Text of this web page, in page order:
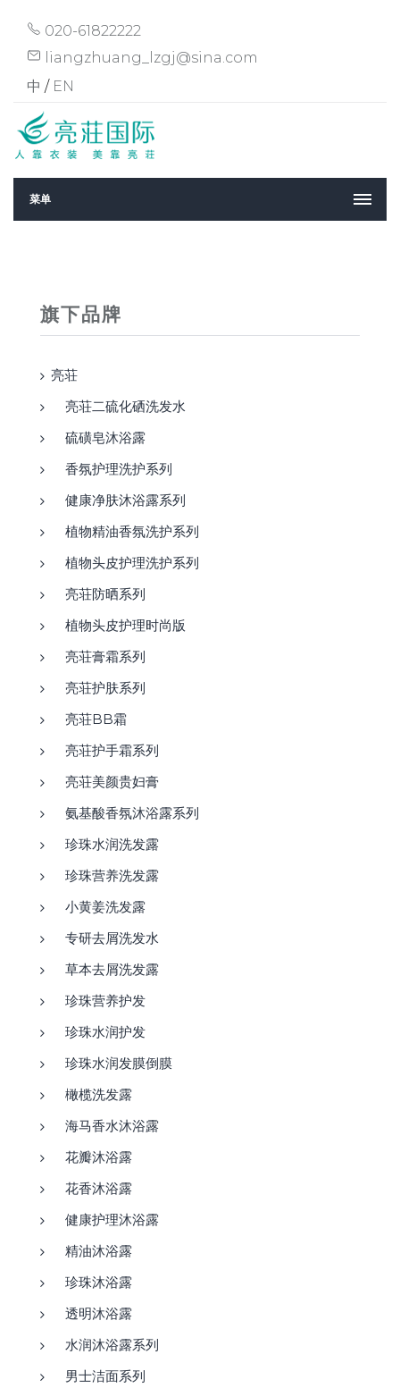
020-61822222
liangzhuang_lzgj@sina.com
中 / EN
菜单
旗下品牌
亮荘
亮荘二硫化硒洗发水
硫磺皂沐浴露
香氛护理洗护系列
健康净肤沐浴露系列
植物精油香氛洗护系列
植物头皮护理洗护系列
亮荘防晒系列
植物头皮护理时尚版
亮荘膏霜系列
亮荘护肤系列
亮荘BB霜
亮荘护手霜系列
亮荘美颜贵妇膏
氨基酸香氛沐浴露系列
珍珠水润洗发露
珍珠营养洗发露
小黄姜洗发露
专研去屑洗发水
草本去屑洗发露
珍珠营养护发
珍珠水润护发
珍珠水润发膜倒膜
橄榄洗发露
海马香水沐浴露
花瓣沐浴露
花香沐浴露
健康护理沐浴露
精油沐浴露
珍珠沐浴露
透明沐浴露
水润沐浴露系列
男士洁面系列